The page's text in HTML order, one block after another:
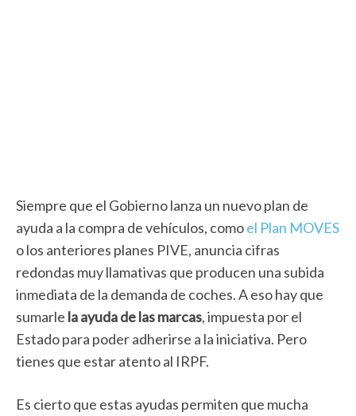
Siempre que el Gobierno lanza un nuevo plan de
ayuda a la compra de vehículos, comoel Plan MOVES
o los anteriores planes PIVE, anuncia cifras
redondas muy llamativas que producen una subida
inmediata de la demanda de coches. A eso hay que
sumarle la ayuda de las marcas, impuesta por el
Estado para poder adherirse a la iniciativa. Pero
tienes que estar atento al IRPF.
Es cierto que estas ayudas permiten que mucha